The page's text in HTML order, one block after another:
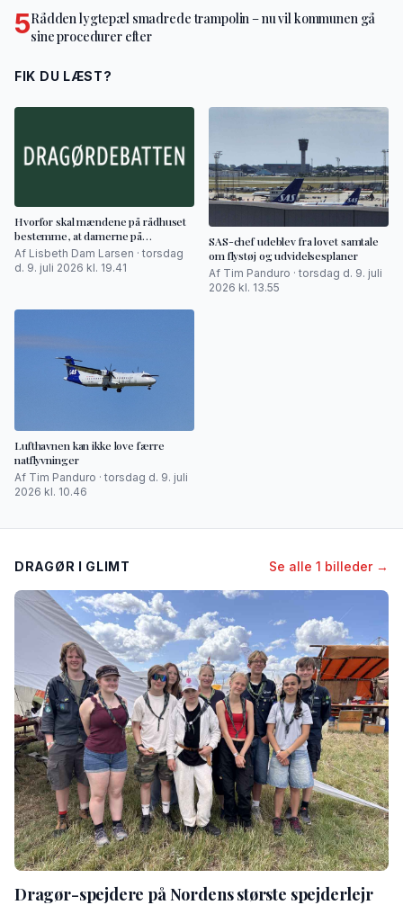
5Rådden lygtepæl smadrede trampolin – nu vil kommunen gå
sine procedurer efter
FIK DU LÆST?
Hvorfor skal mændene på rådhuset
bestemme, at damerne på
badeanstalten skal have tøj på?
Af Lisbeth Dam Larsen · torsdag
d. 9. juli 2026 kl. 19.41
SAS-chef udeblev fra lovet samtale
om flystøj og udvidelsesplaner
Af Tim Panduro · torsdag d. 9. juli
2026 kl. 13.55
Lufthavnen kan ikke love færre
natflyvninger
Af Tim Panduro · torsdag d. 9. juli
2026 kl. 10.46
DRAGØR I GLIMT Se alle 1 billeder →
Dragør-spejdere på Nordens største spejderlejr